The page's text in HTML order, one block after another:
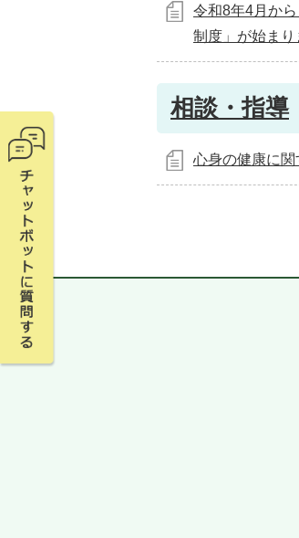
令和8年4月か
制度」が始まり
相談・指導
心身の健康に